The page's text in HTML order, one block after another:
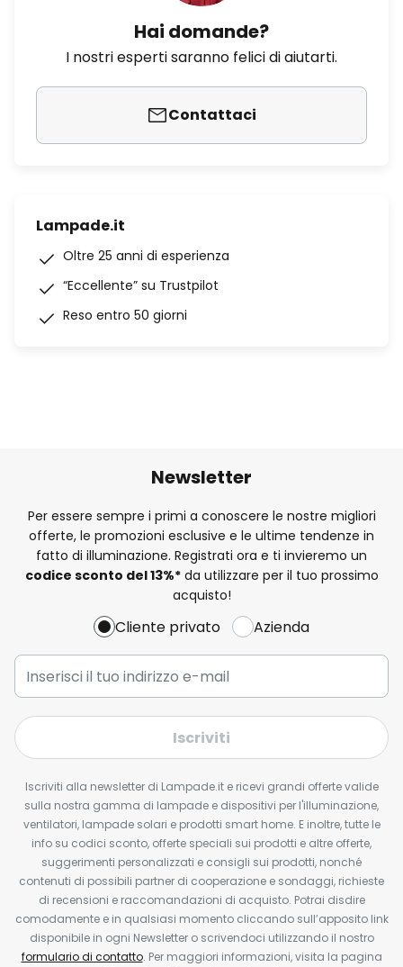
Hai domande?
I nostri esperti saranno felici di aiutarti.
Contattaci
Lampade.it
Oltre 25 anni di esperienza
“Eccellente” su Trustpilot
Reso entro 50 giorni
Newsletter
Per essere sempre i primi a conoscere le nostre migliori
offerte, le promozioni esclusive e le ultime tendenze in
fatto di illuminazione. Registrati ora e ti invieremo un
codice sconto del13%*da utilizzare per il tuo prossimo
acquisto!
Cliente privato Azienda
Iscriviti
Iscriviti alla newsletter di Lampade.it e ricevi grandi offerte valide
sulla nostra gamma di lampade e dispositivi per l'illuminazione,
ventilatori, lampade solari e prodotti smart home. E inoltre, tutte le
info su codici sconto, offerte speciali sui prodotti e altre offerte,
suggerimenti personalizzati e consigli sui prodotti, nonché
contenuti di possibili partner di cooperazione e sondaggi, richieste
di recensioni e raccomandazioni di acquisto. Potrai disdire
comodamente e in qualsiasi momento cliccando sull’apposito link
disponibile in ogni Newsletter o scrivendoci utilizzando il nostro
formulario di contatto. Per maggiori informazioni, visita la pagina